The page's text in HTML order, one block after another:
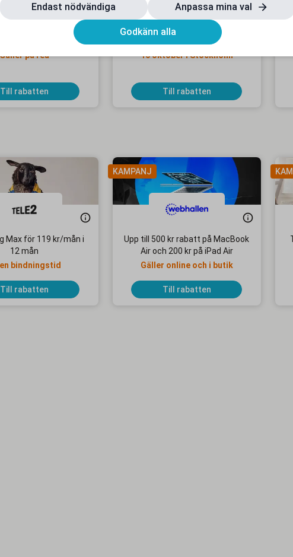
hos Fabletics
på rea
Till rabatten
15 % alumnirabatt på Tjurruset
10 oktober i Stockholm
Till rabatten
Max för 119 kr/mån i
12 mån
bindningstid
Till rabatten
KAMPANJ
Upp till 500 kr rabatt på MacBook
Air och 200 kr på iPad Air
Gäller online och i butik
Till rabatten
Endast nödvändiga Anpassa mina val
Godkänn alla